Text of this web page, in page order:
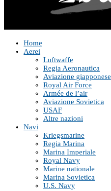
Home
Aerei
Luftwaffe
Regia Aeronautica
Aviazione giapponese
Royal Air Force
Armée de l’air
Aviazione Sovietica
USAF
Altre nazioni
Navi
Kriegsmarine
Regia Marina
Marina Imperiale
Royal Navy
Marine nationale
Marina Sovietica
U.S. Navy